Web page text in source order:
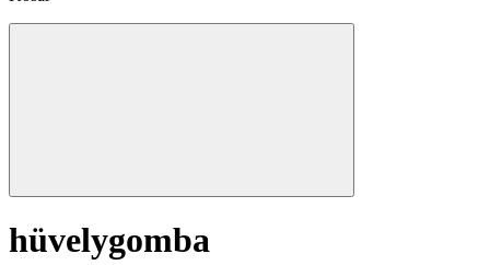
hüvelygomba